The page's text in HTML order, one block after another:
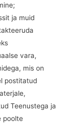
ja muid
vara,
mis on
postitatud
Teenustega ja
poolte